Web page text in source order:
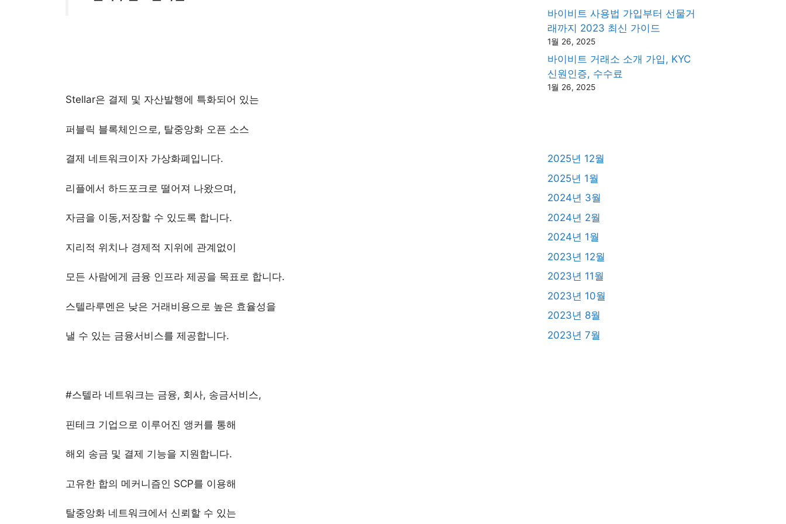
Stellar은 결제 및 자산발행에 특화되어 있는
퍼블릭 블록체인으로, 탈중앙화 오픈 소스
결제 네트워크이자 가상화폐입니다.
리플에서 하드포크로 떨어져 나왔으며,
자금을 이동,저장할 수 있도록 합니다.
지리적 위치나 경제적 지위에 관계없이
모든 사람에게 금융 인프라 제공을 목표로 합니다.
스텔라루멘은 낮은 거래비용으로 높은 효율성을
낼 수 있는 금융서비스를 제공합니다.
#스텔라 네트워크는 금융, 회사, 송금서비스,
핀테크 기업으로 이루어진 앵커를 통해
해외 송금 및 결제 기능을 지원합니다.
고유한 합의 메커니즘인 SCP를 이용해
탈중앙화 네트워크에서 신뢰할 수 있는
바이비트 사용법 가입부터 선물거
래까지 2023 최신 가이드
1월 26, 2025
바이비트 거래소 소개 가입, KYC
신원인증, 수수료
1월 26, 2025
2025년 12월
2025년 1월
2024년 3월
2024년 2월
2024년 1월
2023년 12월
2023년 11월
2023년 10월
2023년 8월
2023년 7월